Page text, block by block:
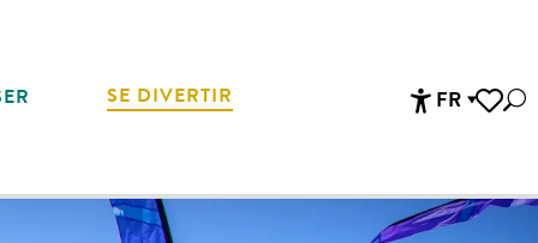
FR
SE DIVERTIR